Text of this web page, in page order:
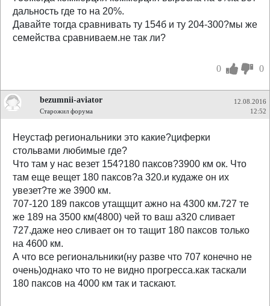
дальность где то на 20%.
Давайте тогда сравнивать ту 154б и ту 204-300?мы же
семейства сравниваем.не так ли?
0 0
bezumnii-aviator
Старожил форума
12.08.2016
12:52
Неустаф региональники это какие?циферки
стольвами любимые где?
Что там у нас везет 154?180 паксов?3900 км ок. Что
там еще вещет 180 паксов?а 320.и кудаже он их
увезет?те же 3900 км.
707-120 189 паксов утащщит ажно на 4300 км.727 те
же 189 на 3500 км(4800) чей то ваш а320 сливает
727.даже нео сливает он то тащит 180 паксов только
на 4600 км.
А что все региональники(ну разве что 707 конечно не
очень)однако что то не видно прогресса.как таскали
180 паксов на 4000 км так и таскают.